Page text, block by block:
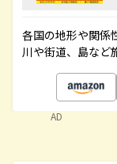
各国の地形や関係
川や街道、島など
AD